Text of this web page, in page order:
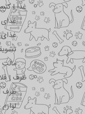
غذا |
مالت
ظرف |
ظرف